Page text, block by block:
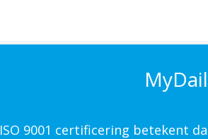
ISO 9001 certificering betekent